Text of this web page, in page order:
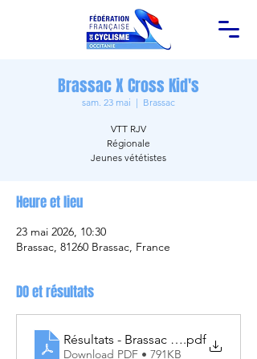
Brassac X Cross Kid's
sam. 23 mai
  |
Brassac
VTT RJV
Régionale
Jeunes vététistes
Heure et lieu
23 mai 2026, 10:30
Brassac, 81260 Brassac, France
DO et résultats
Résultats - Brassac - 23.05.2026
.pdf
Download PDF • 791KB